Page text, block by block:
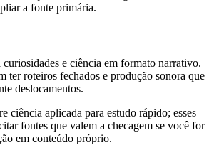
a fonte primária.
e ciência em formato narrativo.
ter roteiros fechados e produção sonora que
deslocamentos.
ciência aplicada para estudo rápido; esses
fontes que valem a checagem se você for
em conteúdo próprio.